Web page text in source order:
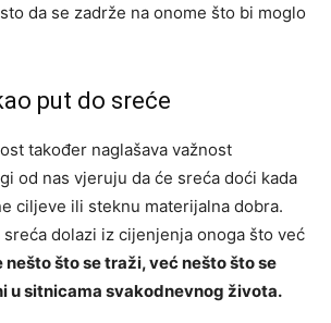
da se zadrže na onome što bi moglo
put do sreće
također naglašava važnost
od nas vjeruju da će sreća doći kada
ciljeve ili steknu materijalna dobra.
dolazi iz cijenjenja onoga što već
nešto što se traži, već nešto što se
u sitnicama svakodnevnog života.